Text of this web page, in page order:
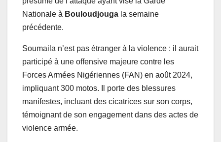
Nationale à Bouloudjouga la semaine
précédente.
Soumaila n’est pas étranger à la violence : il aurait
participé à une offensive majeure contre les
Forces Armées Nigériennes (FAN) en août 2024,
impliquant 300 motos. Il porte des blessures
manifestes, incluant des cicatrices sur son corps,
témoignant de son engagement dans des actes de
violence armée.